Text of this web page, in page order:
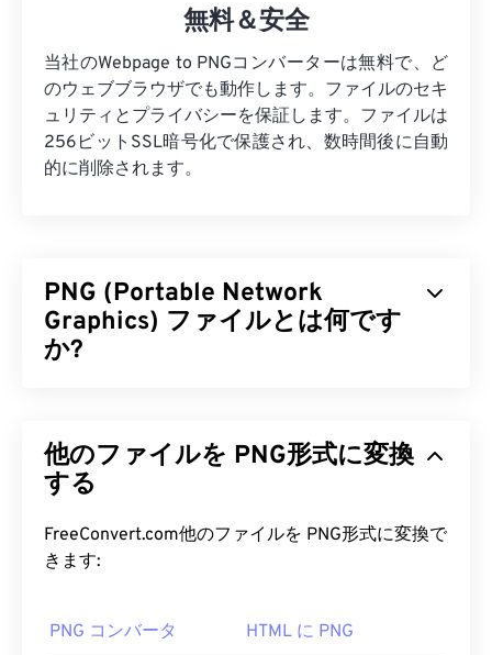
無料＆安全
当社のWebpage to PNGコンバーターは無料で、ど
のウェブブラウザでも動作します。ファイルのセキ
ュリティとプライバシーを保証します。ファイルは
256ビットSSL暗号化で保護され、数時間後に自動
的に削除されます。
PNG (Portable Network
Graphics) ファイルとは何です
か?
ースのファイル形式です。PNG画像はRGBまたは
RGBAカラーに対応し、透過性もサポートしている
す。PNGは、より透過性の高いアニメーションもサ
ポートしています（
です。
他のファイルを PNG形式に変換
する
FreeConvert.com他のファイルを PNG形式に変換で
きます:
PNG コンバータ HTML に PNG